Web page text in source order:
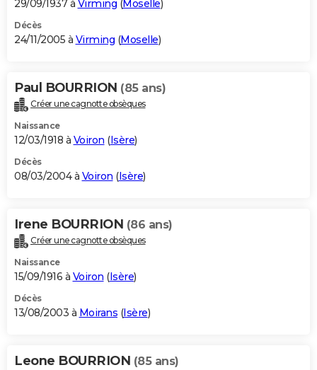
29/09/1937 à Virming (Moselle)
Décès
24/11/2005 à Virming (Moselle)
Paul BOURRION (85 ans)
Créer une cagnotte obsèques
Naissance
12/03/1918 à Voiron (Isère)
Décès
08/03/2004 à Voiron (Isère)
Irene BOURRION (86 ans)
Créer une cagnotte obsèques
Naissance
15/09/1916 à Voiron (Isère)
Décès
13/08/2003 à Moirans (Isère)
Leone BOURRION (85 ans)